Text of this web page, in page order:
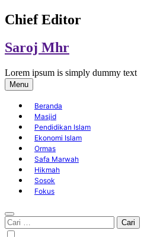
Chief Editor
Saroj Mhr
Lorem ipsum is simply dummy text
Menu
Beranda
Masjid
Pendidikan Islam
Ekonomi Islam
Ormas
Safa Marwah
Hikmah
Sosok
Fokus
Cari
untuk: